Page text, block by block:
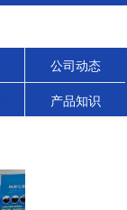
公司动态
产品知识